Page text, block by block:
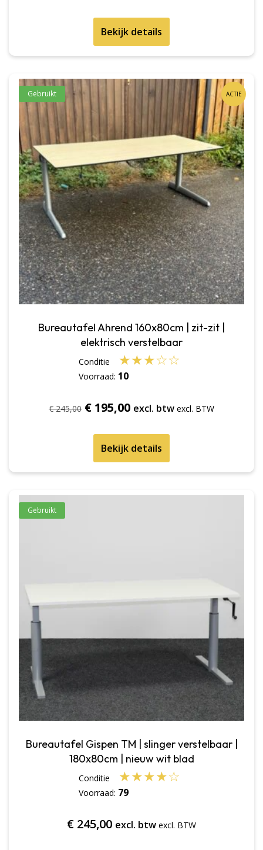
Bekijk details
ACTIE
Bureautafel Ahrend 160x80cm | zit-zit |
elektrisch verstelbaar
Gebruikt
Voorraad: 10
★★★☆☆
€245,00 Oorspronkelijke
was:
€ 245,00.
€ 195,00Huidige
is:
€ 195,00.
excl. btw
Bekijk details
Bureautafel Gispen TM | slinger verstelbaar |
180x80cm | nieuw wit blad
Gebruikt
Voorraad: 79
★★★★☆
€ 245,00 excl. btw